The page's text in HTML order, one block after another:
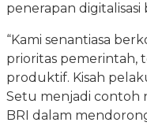
penerapan digitalisasi
“Kami senantiasa
prioritas pemerintah,
produktif. Kisah
Setu menjadi contoh
BRI dalam